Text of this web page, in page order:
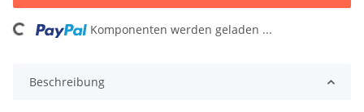
Komponenten werden geladen ...
Beschreibung